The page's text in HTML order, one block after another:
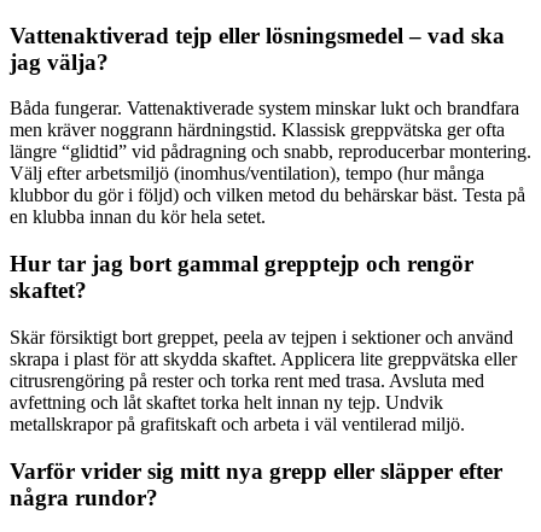
Vattenaktiverad tejp eller lösningsmedel – vad ska
jag välja?
Båda fungerar. Vattenaktiverade system minskar lukt och brandfara
men kräver noggrann härdningstid. Klassisk greppvätska ger ofta
längre “glidtid” vid pådragning och snabb, reproducerbar montering.
Välj efter arbetsmiljö (inomhus/ventilation), tempo (hur många
klubbor du gör i följd) och vilken metod du behärskar bäst. Testa på
en klubba innan du kör hela setet.
Hur tar jag bort gammal grepptejp och rengör
skaftet?
Skär försiktigt bort greppet, peela av tejpen i sektioner och använd
skrapa i plast för att skydda skaftet. Applicera lite greppvätska eller
citrusrengöring på rester och torka rent med trasa. Avsluta med
avfettning och låt skaftet torka helt innan ny tejp. Undvik
metallskrapor på grafitskaft och arbeta i väl ventilerad miljö.
Varför vrider sig mitt nya grepp eller släpper efter
några rundor?